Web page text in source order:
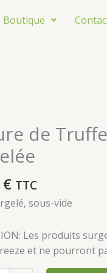
Boutique
de
€ TTC
sous-vide
Les produits
et ne pourront